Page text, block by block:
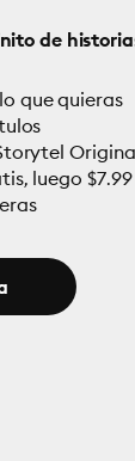
de
que quieras
luego